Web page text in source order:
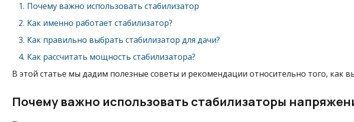
Почему важно использовать стабилизатор
Как именно работает стабилизатор?
Как правильно выбрать стабилизатор для дачи?
Как рассчитать мощность стабилизатора?
В этой статье мы дадим полезные советы и рекомендации относительно того, как
Почему важно использовать стабилизаторы